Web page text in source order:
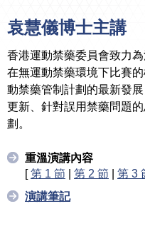
袁慧儀博士主講
香港運動禁藥委員會致力
在無運動禁藥環境下比賽
動禁藥管制計劃的最新發
更新、針對誤用禁藥問題
劃。
重溫演講內容
[第 1 節 | 第 2 節 | 第 3
演講筆記